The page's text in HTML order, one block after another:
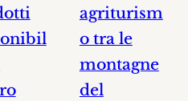
agriturism
o tra le
montagne
del